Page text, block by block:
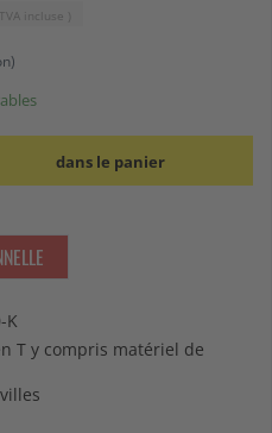
incluse )
dans le panier
K
T y compris matériel de